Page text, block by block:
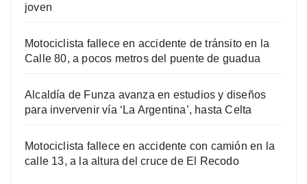
joven
Motociclista fallece en accidente de tránsito en la
Calle 80, a pocos metros del puente de guadua
Alcaldía de Funza avanza en estudios y diseños
para invervenir vía ‘La Argentina’, hasta Celta
Motociclista fallece en accidente con camión en la
calle 13, a la altura del cruce de El Recodo